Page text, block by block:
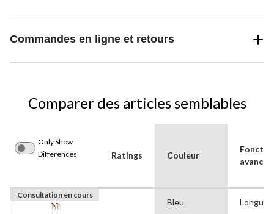
Commandes en ligne et retours
Comparer des articles semblables
Only Show
Differences
Ratings Couleur
Consultation en cours
Bleu